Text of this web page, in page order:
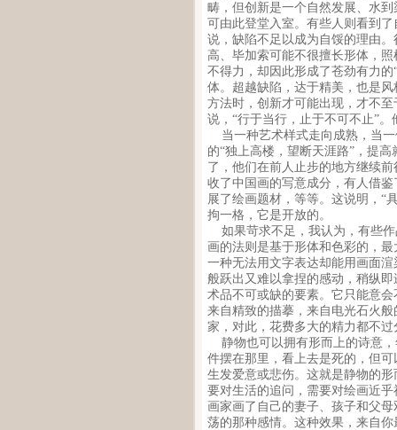
畴，但创新是一个自然发展、水
可由此登堂入室。有些人则看到
说，缺陷不足以成为自馁的理由
高、毕加索可能不很擅长形体，
不得力，却因此形成了苍劲有力
体。超越缺陷，达于精美，也是
方法时，创新才可能出现，才不
说，“行于当行，止于不可不止”
当一种艺术样式走向成熟，当一
的“独上高楼，望断天涯路”，提
了，他们在前人止步的地方继续
收了中国画的写意成分，有人借
展了绘画题材，等等。这说明，“
拘一格，它是开放的。
如果苛求不足，我认为，有些作
画的法则是基于形体和色彩的，
一种无法用文字表达却能用画面
般跃出又难以拿捏的感动，稍纵
术品不可或缺的要素。它只能意
来自精致的描摹，来自电光石火
家，对此，花费多大的精力都不过
静物也可以拥有形而上的诗意，
件摆在那里，看上去是死的，但
生发爱意或悲伤。这就是静物的
要对生活的追问，需要对绘画近
画家画了自己的妻子、孩子和父
荡的那种感情。这种效果，来自